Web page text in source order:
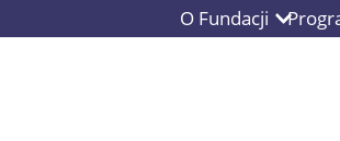
O Fundacji